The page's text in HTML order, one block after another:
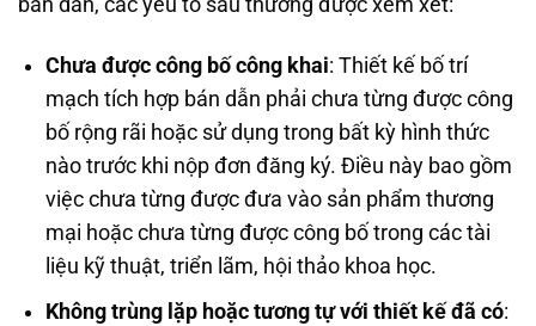
Chưa được công bố công khai: Thiết kế bố trí
mạch tích hợp bán dẫn phải chưa từng được công
bố rộng rãi hoặc sử dụng trong bất kỳ hình thức
nào trước khi nộp đơn đăng ký. Điều này bao gồm
việc chưa từng được đưa vào sản phẩm thương
mại hoặc chưa từng được công bố trong các tài
liệu kỹ thuật, triển lãm, hội thảo khoa học.
Không trùng lặp hoặc tương tự với thiết kế đã có: